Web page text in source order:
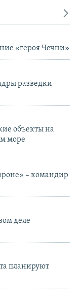
«героя Чечни»
разведки
объекты на
море
– командир
деле
планируют